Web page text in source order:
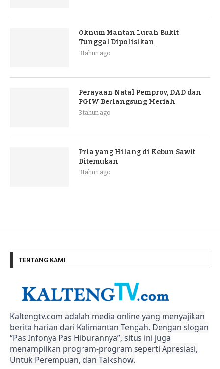
Oknum Mantan Lurah Bukit
Tunggal Dipolisikan
3 tahun ago
Perayaan Natal Pemprov, DAD dan
PGIW Berlangsung Meriah
3 tahun ago
Pria yang Hilang di Kebun Sawit
Ditemukan
3 tahun ago
TENTANG KAMI
Kaltengtv.com adalah media online yang menyajikan
berita harian dari Kalimantan Tengah. Dengan slogan
“Pas Infonya Pas Hiburannya”, situs ini juga
menampilkan program-program seperti Apresiasi,
Untuk Perempuan, dan Talkshow.